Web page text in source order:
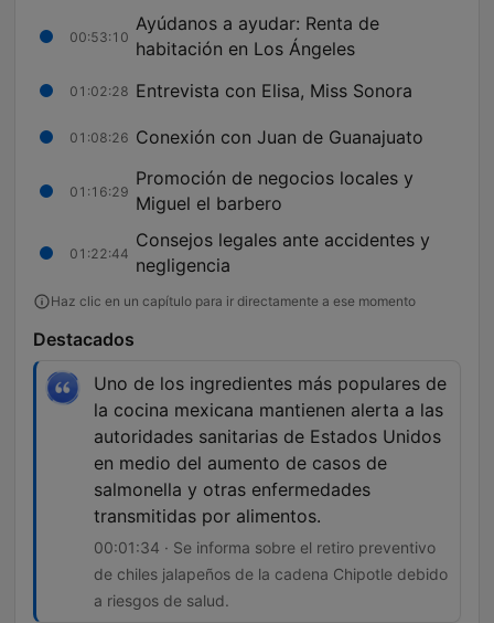
00:53:10
Ayúdanos a ayudar: Renta de
habitación en Los Ángeles
01:02:28 Entrevista con Elisa, Miss Sonora
01:08:26 Conexión con Juan de Guanajuato
01:16:29
Promoción de negocios locales y
Miguel el barbero
01:22:44
Consejos legales ante accidentes y
negligencia
Haz clic en un capítulo para ir directamente a ese momento
Destacados
Uno de los ingredientes más populares de
la cocina mexicana mantienen alerta a las
autoridades sanitarias de Estados Unidos
en medio del aumento de casos de
salmonella y otras enfermedades
transmitidas por alimentos.
00:01:34 · Se informa sobre el retiro preventivo
de chiles jalapeños de la cadena Chipotle debido
a riesgos de salud.